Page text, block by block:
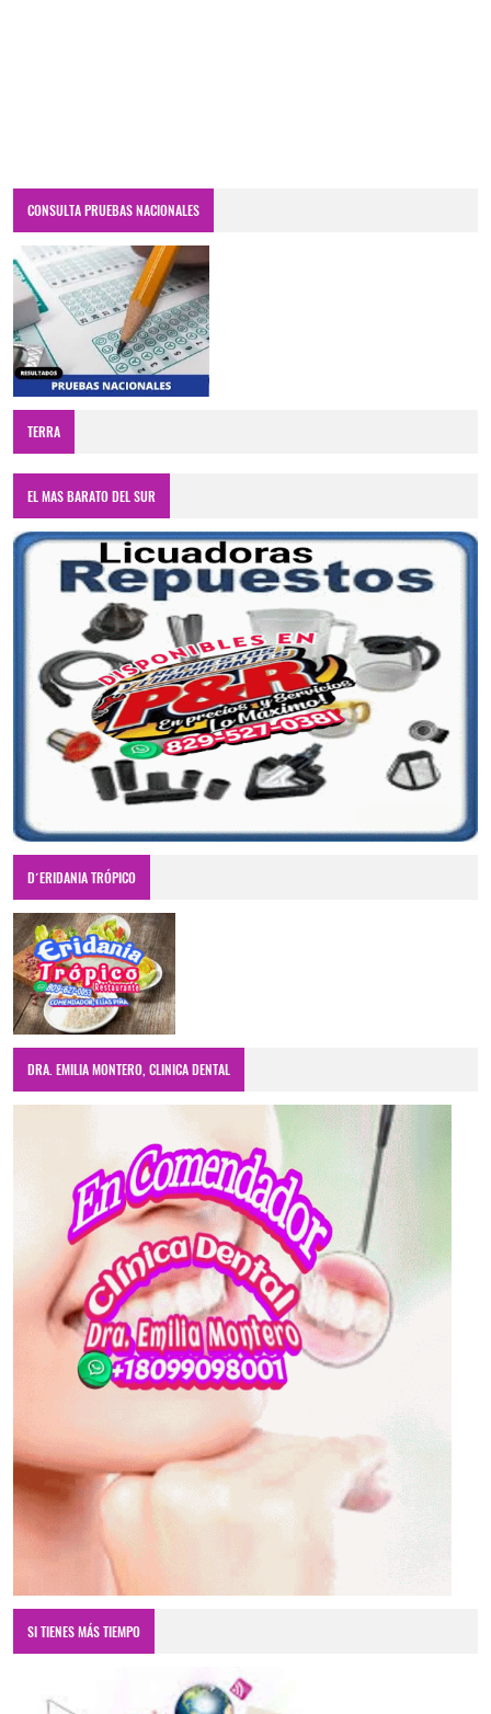
CONSULTA PRUEBAS NACIONALES
TERRA
EL MAS BARATO DEL SUR
D´ERIDANIA TRÓPICO
DRA. EMILIA MONTERO, CLINICA DENTAL
SI TIENES MÁS TIEMPO